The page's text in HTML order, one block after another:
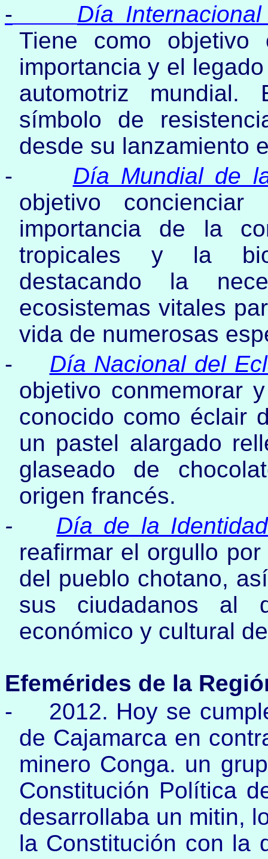
-
Día
Tiene como objetivo
importancia y el
automotriz
símbolo de
desde su lanzamiento
-
Día Mundial de
objetivo
importancia de la
tropicales y la
destacando la
ecosistemas vitales
vida de numerosas
-
Día Nacional del
objetivo conmemorar
conocido como éclair
un pastel alargado
glaseado de
origen francés.
- Día de la
reafirmar el orgullo
del pueblo chotano,
sus ciudadanos al
económico y cultural
Efemérides de la
-
2012. Hoy se
de Cajamarca en
minero Conga. un
Constitución Política
desarrollaba un mitin,
la Constitución con la